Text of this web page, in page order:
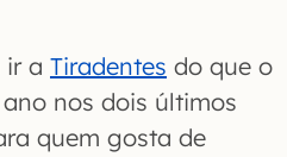
ir a Tiradentes do que o
nos dois últimos
quem gosta de